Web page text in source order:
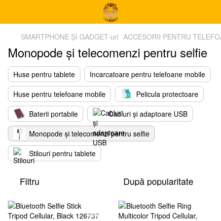
SMARTPHONE ȘI GADGET-uri ACCESORII PENTRU
Monopode și telecomenzi pentru selfie
Huse pentru tablete
Incarcatoare pentru telefoane mobile
Huse pentru telefoane mobile
Pelicula protectoare
Baterii portabile
Cabluri și adaptoare USB
Monopode și telecomenzi pentru selfie
Stilouri pentru tablete
Filtru După popularitate